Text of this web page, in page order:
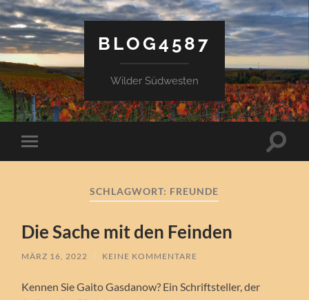
BLOG4587
Wilder Südwesten
Mobile-
Menü
SCHLAGWORT: FREUNDE
Die Sache mit den Feinden
MÄRZ 16, 2022 / KEINE KOMMENTARE
Kennen Sie Gaito Gasdanow? Ein Schriftsteller, der